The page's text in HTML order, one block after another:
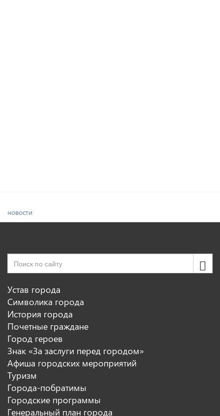
новости
Устав города
Символика города
История города
Почетные граждане
Город героев
Знак «За заслуги перед городом»
Афиша городских мероприятий
Туризм
Города-побратимы
Городские программы
Генеральный план города